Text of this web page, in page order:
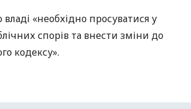
«необхідно просуватися у
спорів та внести зміни до
кодексу».